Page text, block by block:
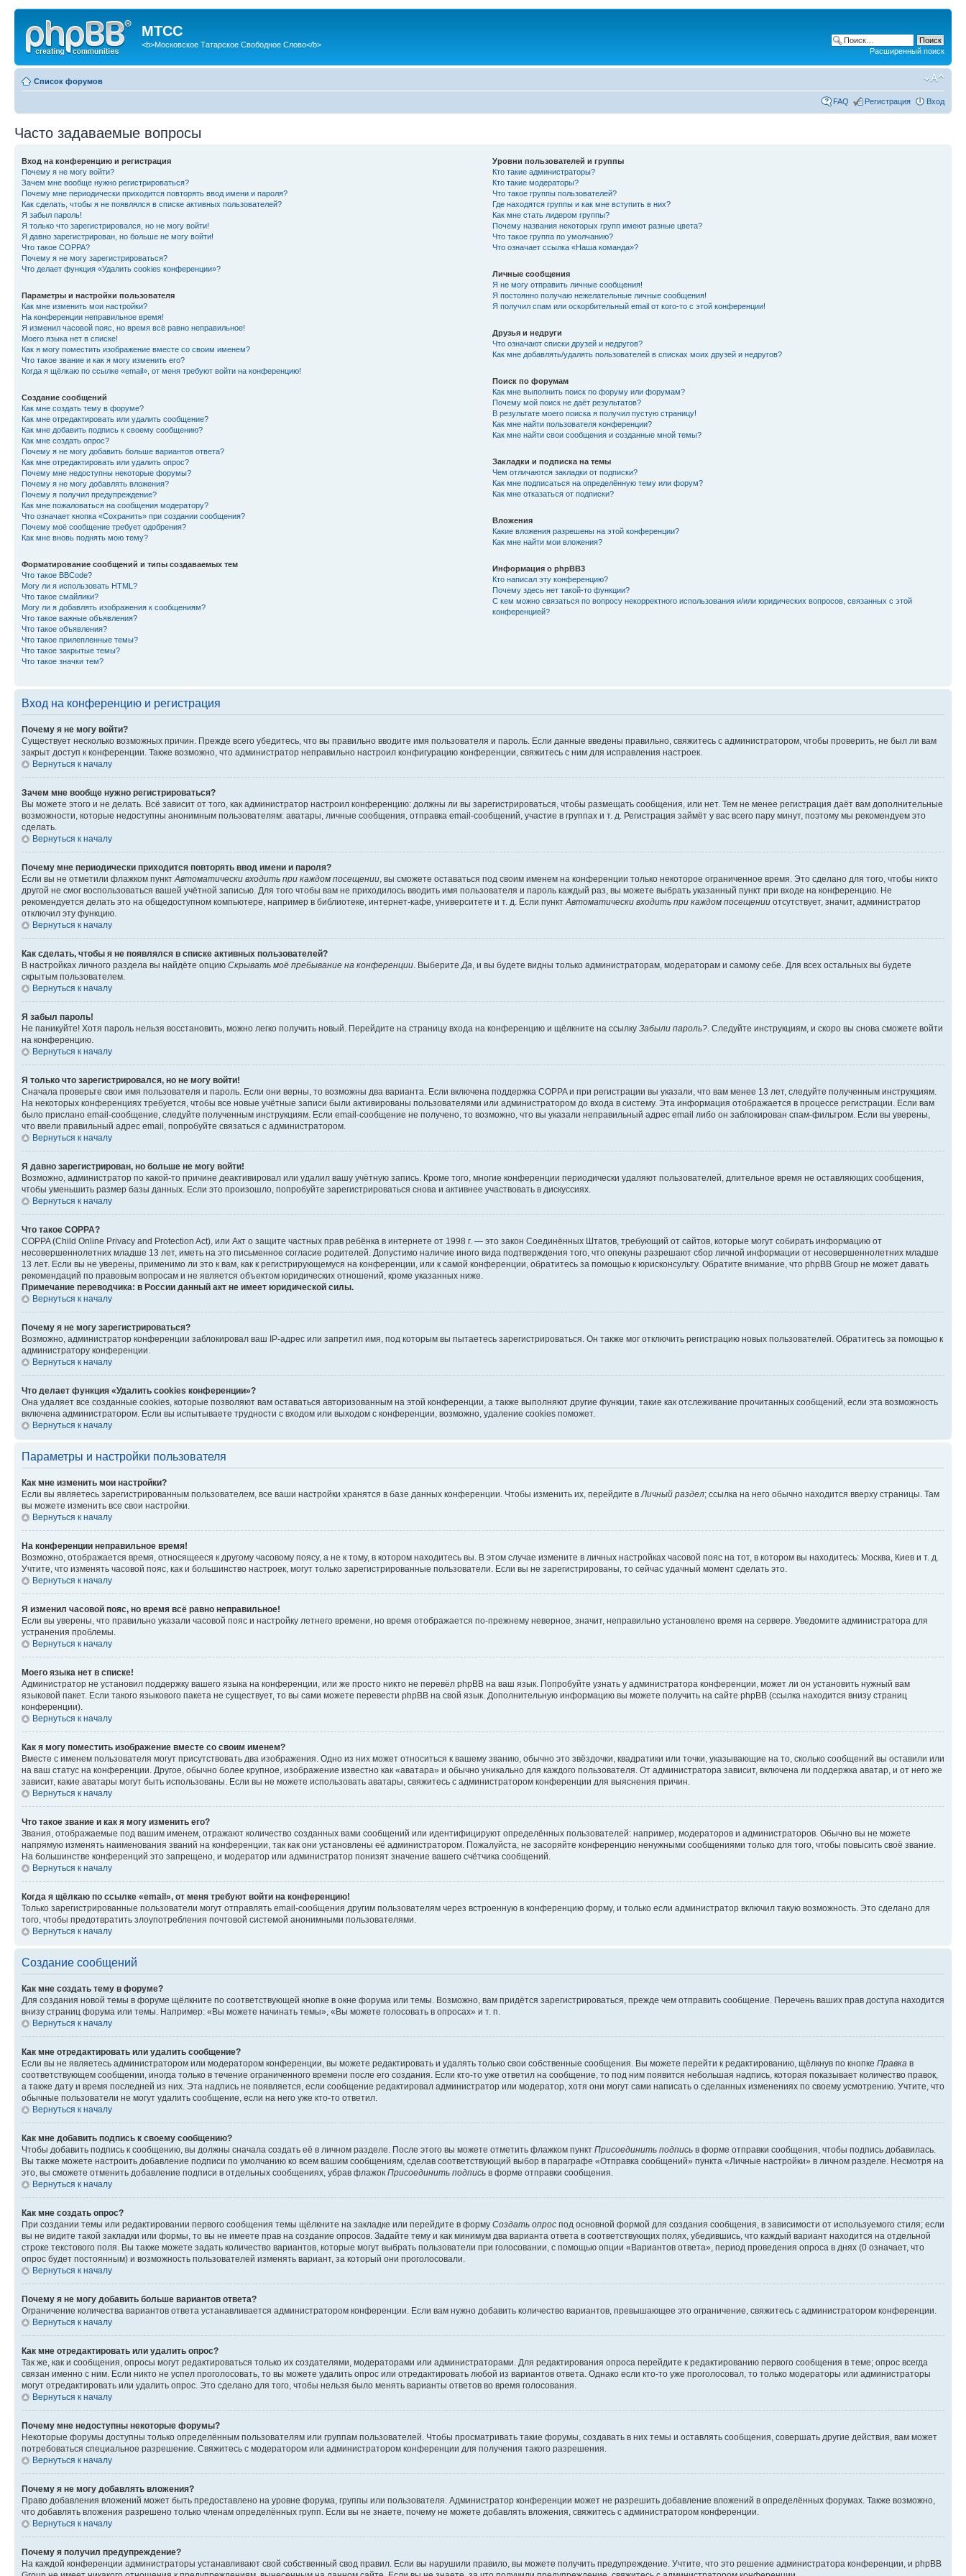
МТСС
<b>Московское Татарское Свободное Слово</b>
Расширенный поиск
Список форумов
FAQ Регистрация Вход
Часто задаваемые вопросы
Вход на конференцию и регистрация
Почему я не могу войти?
Зачем мне вообще нужно регистрироваться?
Почему мне периодически приходится повторять ввод имени и пароля?
Как сделать, чтобы я не появлялся в списке активных пользователей?
Я забыл пароль!
Я только что зарегистрировался, но не могу войти!
Я давно зарегистрирован, но больше не могу войти!
Что такое COPPA?
Почему я не могу зарегистрироваться?
Что делает функция «Удалить cookies конференции»?
Параметры и настройки пользователя
Как мне изменить мои настройки?
На конференции неправильное время!
Я изменил часовой пояс, но время всё равно неправильное!
Моего языка нет в списке!
Как я могу поместить изображение вместе со своим именем?
Что такое звание и как я могу изменить его?
Когда я щёлкаю по ссылке «email», от меня требуют войти на конференцию!
Создание сообщений
Как мне создать тему в форуме?
Как мне отредактировать или удалить сообщение?
Как мне добавить подпись к своему сообщению?
Как мне создать опрос?
Почему я не могу добавить больше вариантов ответа?
Как мне отредактировать или удалить опрос?
Почему мне недоступны некоторые форумы?
Почему я не могу добавлять вложения?
Почему я получил предупреждение?
Как мне пожаловаться на сообщения модератору?
Что означает кнопка «Сохранить» при создании сообщения?
Почему моё сообщение требует одобрения?
Как мне вновь поднять мою тему?
Форматирование сообщений и типы создаваемых тем
Что такое BBCode?
Могу ли я использовать HTML?
Что такое смайлики?
Могу ли я добавлять изображения к сообщениям?
Что такое важные объявления?
Что такое объявления?
Что такое прилепленные темы?
Что такое закрытые темы?
Что такое значки тем?
Уровни пользователей и группы
Кто такие администраторы?
Кто такие модераторы?
Что такое группы пользователей?
Где находятся группы и как мне вступить в них?
Как мне стать лидером группы?
Почему названия некоторых групп имеют разные цвета?
Что такое группа по умолчанию?
Что означает ссылка «Наша команда»?
Личные сообщения
Я не могу отправить личные сообщения!
Я постоянно получаю нежелательные личные сообщения!
Я получил спам или оскорбительный email от кого-то с этой конференции!
Друзья и недруги
Что означают списки друзей и недругов?
Как мне добавлять/удалять пользователей в списках моих друзей и недругов?
Поиск по форумам
Как мне выполнить поиск по форуму или форумам?
Почему мой поиск не даёт результатов?
В результате моего поиска я получил пустую страницу!
Как мне найти пользователя конференции?
Как мне найти свои сообщения и созданные мной темы?
Закладки и подписка на темы
Чем отличаются закладки от подписки?
Как мне подписаться на определённую тему или форум?
Как мне отказаться от подписки?
Вложения
Какие вложения разрешены на этой конференции?
Как мне найти мои вложения?
Информация о phpBB3
Кто написал эту конференцию?
Почему здесь нет такой-то функции?
С кем можно связаться по вопросу некорректного использования и/или юридических вопросов, связанных с этой
конференцией?
Вход на конференцию и регистрация
Почему я не могу войти?
Существует несколько возможных причин. Прежде всего убедитесь, что вы правильно вводите имя пользователя и пароль. Если данные введены правильно, свяжитесь с администратором, чтобы проверить, не был ли вам
закрыт доступ к конференции. Также возможно, что администратор неправильно настроил конфигурацию конференции, свяжитесь с ним для исправления настроек.
Вернуться к началу
Зачем мне вообще нужно регистрироваться?
Вы можете этого и не делать. Всё зависит от того, как администратор настроил конференцию: должны ли вы зарегистрироваться, чтобы размещать сообщения, или нет. Тем не менее регистрация даёт вам дополнительные
возможности, которые недоступны анонимным пользователям: аватары, личные сообщения, отправка email-сообщений, участие в группах и т. д. Регистрация займёт у вас всего пару минут, поэтому мы рекомендуем это
сделать.
Вернуться к началу
Почему мне периодически приходится повторять ввод имени и пароля?
Если вы не отметили флажком пункт Автоматически входить при каждом посещении , вы сможете оставаться под своим именем на конференции только некоторое ограниченное время. Это сделано для того, чтобы никто
другой не смог воспользоваться вашей учётной записью. Для того чтобы вам не приходилось вводить имя пользователя и пароль каждый раз, вы можете выбрать указанный пункт при входе на конференцию. Не
рекомендуется делать это на общедоступном компьютере, например в библиотеке, интернет-кафе, университете и т. д. Если пункт Автоматически входить при каждом посещении отсутствует, значит, администратор
отключил эту функцию.
Вернуться к началу
Как сделать, чтобы я не появлялся в списке активных пользователей?
В настройках личного раздела вы найдёте опцию Скрывать моё пребывание на конференции . Выберите Да , и вы будете видны только администраторам, модераторам и самому себе. Для всех остальных вы будете
скрытым пользователем.
Вернуться к началу
Я забыл пароль!
Не паникуйте! Хотя пароль нельзя восстановить, можно легко получить новый. Перейдите на страницу входа на конференцию и щёлкните на ссылку Забыли пароль? . Следуйте инструкциям, и скоро вы снова сможете войти
на конференцию.
Вернуться к началу
Я только что зарегистрировался, но не могу войти!
Сначала проверьте свои имя пользователя и пароль. Если они верны, то возможны два варианта. Если включена поддержка COPPA и при регистрации вы указали, что вам менее 13 лет, следуйте полученным инструкциям.
На некоторых конференциях требуется, чтобы все новые учётные записи были активированы пользователями или администратором до входа в систему. Эта информация отображается в процессе регистрации. Если вам
было прислано email-сообщение, следуйте полученным инструкциям. Если email-сообщение не получено, то возможно, что вы указали неправильный адрес email либо он заблокирован спам-фильтром. Если вы уверены,
что ввели правильный адрес email, попробуйте связаться с администратором.
Вернуться к началу
Я давно зарегистрирован, но больше не могу войти!
Возможно, администратор по какой-то причине деактивировал или удалил вашу учётную запись. Кроме того, многие конференции периодически удаляют пользователей, длительное время не оставляющих сообщения,
чтобы уменьшить размер базы данных. Если это произошло, попробуйте зарегистрироваться снова и активнее участвовать в дискуссиях.
Вернуться к началу
Что такое COPPA?
COPPA (Child Online Privacy and Protection Act), или Акт о защите частных прав ребёнка в интернете от 1998 г. — это закон Соединённых Штатов, требующий от сайтов, которые могут собирать информацию от
несовершеннолетних младше 13 лет, иметь на это письменное согласие родителей. Допустимо наличие иного вида подтверждения того, что опекуны разрешают сбор личной информации от несовершеннолетних младше
13 лет. Если вы не уверены, применимо ли это к вам, как к регистрирующемуся на конференции, или к самой конференции, обратитесь за помощью к юрисконсульту. Обратите внимание, что phpBB Group не может давать
рекомендаций по правовым вопросам и не является объектом юридических отношений, кроме указанных ниже.
Примечание переводчика: в России данный акт не имеет юридической силы.
Вернуться к началу
Почему я не могу зарегистрироваться?
Возможно, администратор конференции заблокировал ваш IP-адрес или запретил имя, под которым вы пытаетесь зарегистрироваться. Он также мог отключить регистрацию новых пользователей. Обратитесь за помощью к
администратору конференции.
Вернуться к началу
Что делает функция «Удалить cookies конференции»?
Она удаляет все созданные cookies, которые позволяют вам оставаться авторизованным на этой конференции, а также выполняют другие функции, такие как отслеживание прочитанных сообщений, если эта возможность
включена администратором. Если вы испытываете трудности с входом или выходом с конференции, возможно, удаление cookies поможет.
Вернуться к началу
Параметры и настройки пользователя
Как мне изменить мои настройки?
Если вы являетесь зарегистрированным пользователем, все ваши настройки хранятся в базе данных конференции. Чтобы изменить их, перейдите в Личный раздел; ссылка на него обычно находится вверху страницы. Там
вы можете изменить все свои настройки.
Вернуться к началу
На конференции неправильное время!
Возможно, отображается время, относящееся к другому часовому поясу, а не к тому, в котором находитесь вы. В этом случае измените в личных настройках часовой пояс на тот, в котором вы находитесь: Москва, Киев и т. д.
Учтите, что изменять часовой пояс, как и большинство настроек, могут только зарегистрированные пользователи. Если вы не зарегистрированы, то сейчас удачный момент сделать это.
Вернуться к началу
Я изменил часовой пояс, но время всё равно неправильное!
Если вы уверены, что правильно указали часовой пояс и настройку летнего времени, но время отображается по-прежнему неверное, значит, неправильно установлено время на сервере. Уведомите администратора для
устранения проблемы.
Вернуться к началу
Моего языка нет в списке!
Администратор не установил поддержку вашего языка на конференции, или же просто никто не перевёл phpBB на ваш язык. Попробуйте узнать у администратора конференции, может ли он установить нужный вам
языковой пакет. Если такого языкового пакета не существует, то вы сами можете перевести phpBB на свой язык. Дополнительную информацию вы можете получить на сайте phpBB (ссылка находится внизу страниц
конференции).
Вернуться к началу
Как я могу поместить изображение вместе со своим именем?
Вместе с именем пользователя могут присутствовать два изображения. Одно из них может относиться к вашему званию, обычно это звёздочки, квадратики или точки, указывающие на то, сколько сообщений вы оставили или
на ваш статус на конференции. Другое, обычно более крупное, изображение известно как «аватара» и обычно уникально для каждого пользователя. От администратора зависит, включена ли поддержка аватар, и от него же
зависит, какие аватары могут быть использованы. Если вы не можете использовать аватары, свяжитесь с администратором конференции для выяснения причин.
Вернуться к началу
Что такое звание и как я могу изменить его?
Звания, отображаемые под вашим именем, отражают количество созданных вами сообщений или идентифицируют определённых пользователей: например, модераторов и администраторов. Обычно вы не можете
напрямую изменять наименования званий на конференции, так как они установлены её администратором. Пожалуйста, не засоряйте конференцию ненужными сообщениями только для того, чтобы повысить своё звание.
На большинстве конференций это запрещено, и модератор или администратор понизят значение вашего счётчика сообщений.
Вернуться к началу
Когда я щёлкаю по ссылке «email», от меня требуют войти на конференцию!
Только зарегистрированные пользователи могут отправлять email-сообщения другим пользователям через встроенную в конференцию форму, и только если администратор включил такую возможность. Это сделано для
того, чтобы предотвратить злоупотребления почтовой системой анонимными пользователями.
Вернуться к началу
Создание сообщений
Как мне создать тему в форуме?
Для создания новой темы в форуме щёлкните по соответствующей кнопке в окне форума или темы. Возможно, вам придётся зарегистрироваться, прежде чем отправить сообщение. Перечень ваших прав доступа находится
внизу страниц форума или темы. Например: «Вы можете начинать темы», «Вы можете голосовать в опросах» и т. п.
Вернуться к началу
Как мне отредактировать или удалить сообщение?
Если вы не являетесь администратором или модератором конференции, вы можете редактировать и удалять только свои собственные сообщения. Вы можете перейти к редактированию, щёлкнув по кнопке Правка в
соответствующем сообщении, иногда только в течение ограниченного времени после его создания. Если кто-то уже ответил на сообщение, то под ним появится небольшая надпись, которая показывает количество правок,
а также дату и время последней из них. Эта надпись не появляется, если сообщение редактировал администратор или модератор, хотя они могут сами написать о сделанных изменениях по своему усмотрению. Учтите, что
обычные пользователи не могут удалить сообщение, если на него уже кто-то ответил.
Вернуться к началу
Как мне добавить подпись к своему сообщению?
Чтобы добавить подпись к сообщению, вы должны сначала создать её в личном разделе. После этого вы можете отметить флажком пункт Присоединить подпись в форме отправки сообщения, чтобы подпись добавилась.
Вы также можете настроить добавление подписи по умолчанию ко всем вашим сообщениям, сделав соответствующий выбор в параграфе «Отправка сообщений» пункта «Личные настройки» в личном разделе. Несмотря на
это, вы сможете отменить добавление подписи в отдельных сообщениях, убрав флажок Присоединить подпись в форме отправки сообщения.
Вернуться к началу
Как мне создать опрос?
При создании темы или редактировании первого сообщения темы щёлкните на закладке или перейдите в форму Создать опрос под основной формой для создания сообщения, в зависимости от используемого стиля; если
вы не видите такой закладки или формы, то вы не имеете прав на создание опросов. Задайте тему и как минимум два варианта ответа в соответствующих полях, убедившись, что каждый вариант находится на отдельной
строке текстового поля. Вы также можете задать количество вариантов, которые могут выбрать пользователи при голосовании, с помощью опции «Вариантов ответа», период проведения опроса в днях (0 означает, что
опрос будет постоянным) и возможность пользователей изменять вариант, за который они проголосовали.
Вернуться к началу
Почему я не могу добавить больше вариантов ответа?
Ограничение количества вариантов ответа устанавливается администратором конференции. Если вам нужно добавить количество вариантов, превышающее это ограничение, свяжитесь с администратором конференции.
Вернуться к началу
Как мне отредактировать или удалить опрос?
Так же, как и сообщения, опросы могут редактироваться только их создателями, модераторами или администраторами. Для редактирования опроса перейдите к редактированию первого сообщения в теме; опрос всегда
связан именно с ним. Если никто не успел проголосовать, то вы можете удалить опрос или отредактировать любой из вариантов ответа. Однако если кто-то уже проголосовал, то только модераторы или администраторы
могут отредактировать или удалить опрос. Это сделано для того, чтобы нельзя было менять варианты ответов во время голосования.
Вернуться к началу
Почему мне недоступны некоторые форумы?
Некоторые форумы доступны только определённым пользователям или группам пользователей. Чтобы просматривать такие форумы, создавать в них темы и оставлять сообщения, совершать другие действия, вам может
потребоваться специальное разрешение. Свяжитесь с модератором или администратором конференции для получения такого разрешения.
Вернуться к началу
Почему я не могу добавлять вложения?
Право добавления вложений может быть предоставлено на уровне форума, группы или пользователя. Администратор конференции может не разрешить добавление вложений в определённых форумах. Также возможно,
что добавлять вложения разрешено только членам определённых групп. Если вы не знаете, почему не можете добавлять вложения, свяжитесь с администратором конференции.
Вернуться к началу
Почему я получил предупреждение?
На каждой конференции администраторы устанавливают свой собственный свод правил. Если вы нарушили правило, вы можете получить предупреждение. Учтите, что это решение администратора конференции, и phpBB